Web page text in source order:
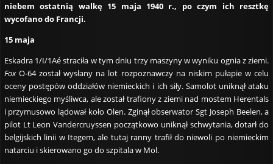
niebem ostatnią walkę 15 maja 1940 r., po czym ich resztkę
wycofano do Francji.
15 maja
Eskadra 1/I/1Aé straciła w tym dniu trzy maszyny w wyniku ognia z ziemi.
FoxO-64 został wysłany na lot rozpoznawczy na niskim pułapie w celu
oceny postępów oddziałów niemieckich i ich siły. Samolot uniknął ataku
niemieckiego myśliwca, ale został trafiony z ziemi nad mostem Herentals
i przymusowo lądował koło Olen. Zginął obserwator Sgt Joseph Beelen, a
pilot Lt Leon Vandercruyssen początkowo uniknął schwytania, dotarł do
belgijskich linii w Itegem, ale tutaj ranny trafił do niewoli po niemieckim
natarciu i skierowano go do szpitala w Mol.